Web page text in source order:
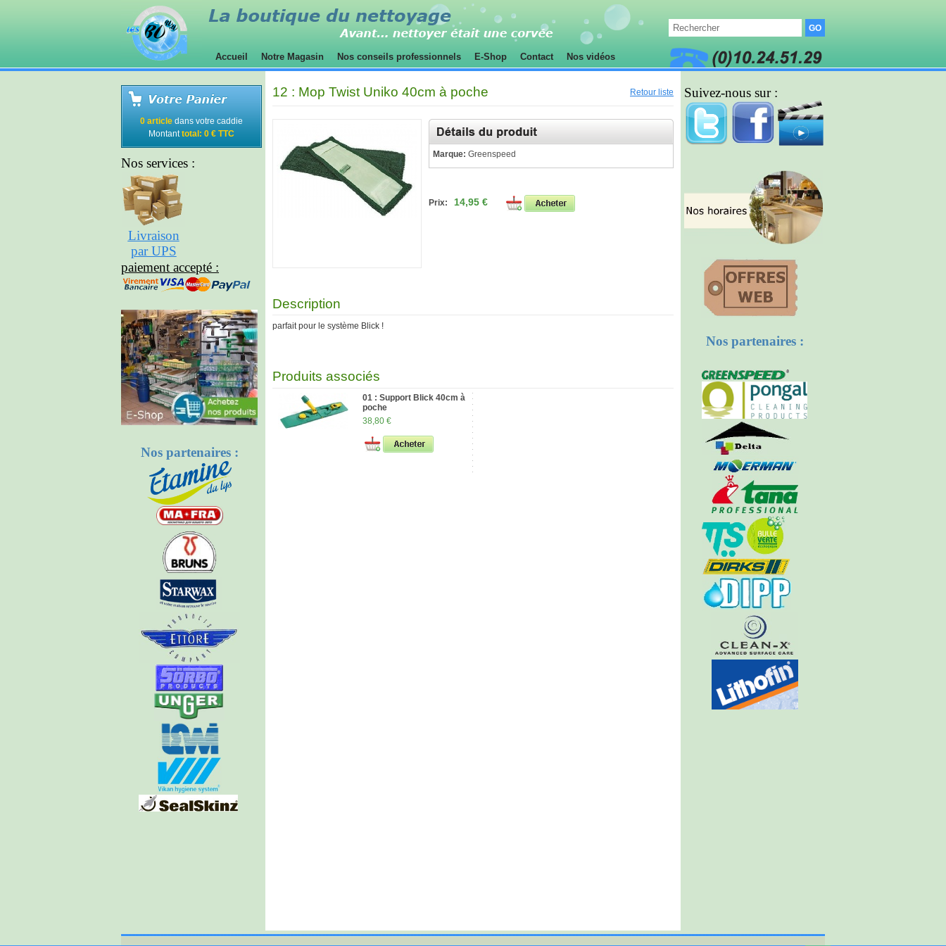
Accueil Notre Magasin Nos conseils professionnels E-Shop Contact Nos vidéos
0 article dans votre caddie
Montanttotal: 0 € TTC
Nos services :
Livraison
par UPS
paiement accepté :
Nos partenaires :
12 : Mop Twist Uniko 40cm à poche Retour liste
Marque: Greenspeed
Prix: 14,95 €
Description
parfait pour le système Blick !
Produits associés
01 : Support Blick 40cm à
poche
38,80 €
Suivez-nous sur :
Nos partenaires :